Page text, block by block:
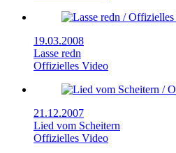
19.03.2008
Lasse redn
Offizielles Video
21.12.2007
Lied vom Scheitern
Offizielles Video